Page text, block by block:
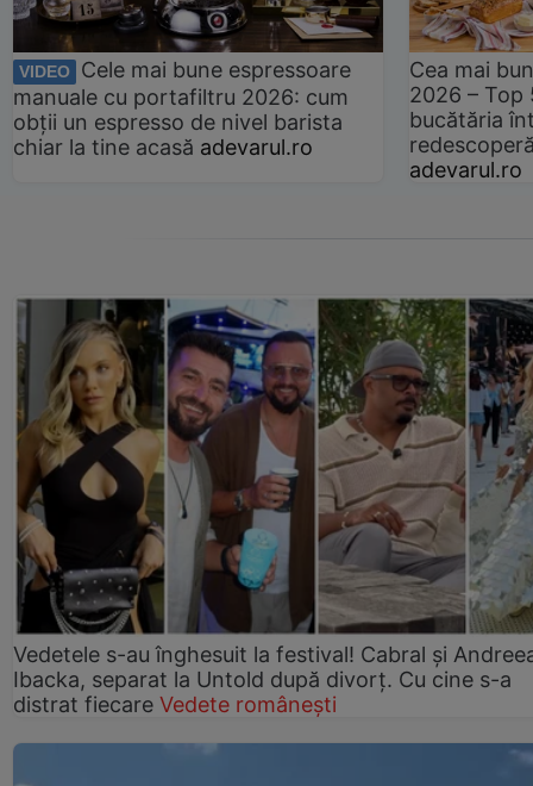
VIDEO
Cele mai bune espressoare
manuale cu portafiltru 2026: cum
obții un espresso de nivel barista
chiar la tine acasă adevarul.ro
Cea mai
2026 –
bucătăria
adevarul.ro
Vedetele s-au înghesuit la festival! Cabral și
Ibacka, separat la Untold după divorț. Cu cine s-a
distrat fiecare Vedete românești